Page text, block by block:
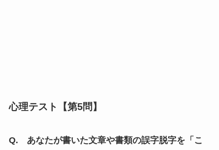
心理テスト【第5問】
Q. あなたが書いた文章や書類の誤字脱字を「こ